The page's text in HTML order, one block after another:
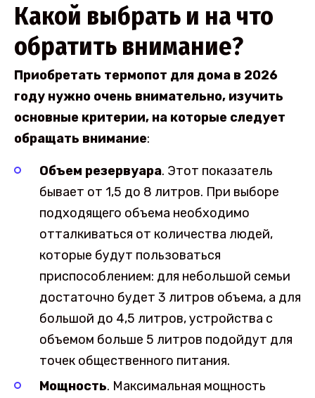
Какой выбрать и на что
обратить внимание?
Приобретать термопот для дома в 2026
году нужно очень внимательно, изучить
основные критерии, на которые следует
обращать внимание:
Объем резервуара. Этот показатель
бывает от 1,5 до 8 литров. При выборе
подходящего объема необходимо
отталкиваться от количества людей,
которые будут пользоваться
приспособлением: для небольшой семьи
достаточно будет 3 литров объема, а для
большой до 4,5 литров, устройства с
объемом больше 5 литров подойдут для
точек общественного питания.
Мощность. Максимальная мощность